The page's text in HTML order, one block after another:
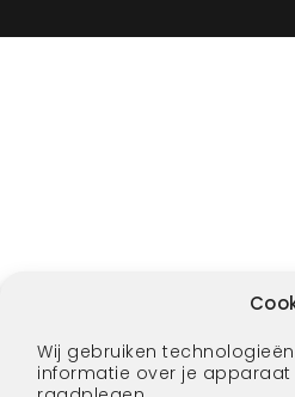
Wij gebruiken
informatie over je